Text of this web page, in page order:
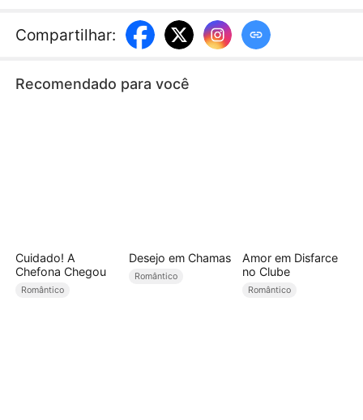
precisa escolher seu futuro.
Compartilhar:
Recomendado para você
Cuidado! A
Chefona Chegou
Romântico
Desejo em Chamas
Romântico
Amor em Disfarce
no Clube
Romântico